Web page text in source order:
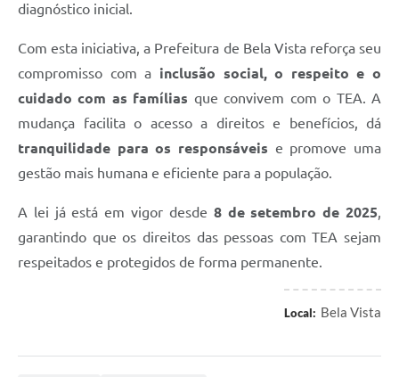
diagnóstico inicial.
Com esta iniciativa, a Prefeitura de Bela Vista reforça seu
compromisso com a inclusão social, o respeito e o
cuidado com as famílias que convivem com o TEA. A
mudança facilita o acesso a direitos e benefícios, dá
tranquilidade para os responsáveis e promove uma
gestão mais humana e eficiente para a população.
A lei já está em vigor desde 8 de setembro de 2025,
garantindo que os direitos das pessoas com TEA sejam
respeitados e protegidos de forma permanente.
Local: Bela Vista